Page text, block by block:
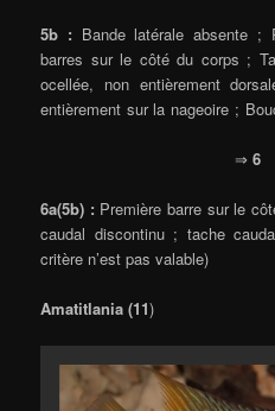
5b : Bande latérale absente ;
barres sur le côté du corps ;
ocellée, non entièrement
entièrement sur la nageoire ;
⇒ 6
6a(5b) : Première barre sur le
caudal discontinu ; tache
critère n’est
Amatitlania (11)